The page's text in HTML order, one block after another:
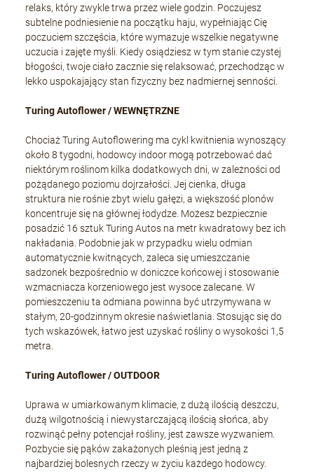
relaks, który zwykle trwa przez wiele godzin. Poczujesz
subtelne podniesienie na początku haju, wypełniając Cię
poczuciem szczęścia, które wymazuje wszelkie negatywne
uczucia i zajęte myśli. Kiedy osiądziesz w tym stanie czystej
błogości, twoje ciało zacznie się relaksować, przechodząc w
lekko uspokajający stan fizyczny bez nadmiernej senności.
Turing Autoflower / WEWNĘTRZNE
Chociaż Turing Autoflowering ma cykl kwitnienia wynoszący
około 8 tygodni, hodowcy indoor mogą potrzebować dać
niektórym roślinom kilka dodatkowych dni, w zależności od
pożądanego poziomu dojrzałości. Jej cienka, długa
struktura nie rośnie zbyt wielu gałęzi, a większość plonów
koncentruje się na głównej łodydze. Możesz bezpiecznie
posadzić 16 sztuk Turing Autos na metr kwadratowy bez ich
nakładania. Podobnie jak w przypadku wielu odmian
automatycznie kwitnących, zaleca się umieszczanie
sadzonek bezpośrednio w doniczce końcowej i stosowanie
wzmacniacza korzeniowego jest wysoce zalecane. W
pomieszczeniu ta odmiana powinna być utrzymywana w
stałym, 20-godzinnym okresie naświetlania. Stosując się do
tych wskazówek, łatwo jest uzyskać rośliny o wysokości 1,5
metra.
Turing Autoflower / OUTDOOR
Uprawa w umiarkowanym klimacie, z dużą ilością deszczu,
dużą wilgotnością i niewystarczającą ilością słońca, aby
rozwinąć pełny potencjał rośliny, jest zawsze wyzwaniem.
Pozbycie się pąków zakażonych pleśnią jest jedną z
najbardziej bolesnych rzeczy w życiu każdego hodowcy.